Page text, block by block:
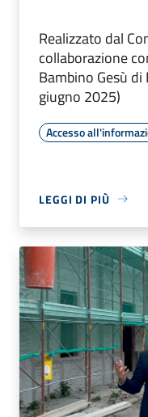
Realizzato dal
collaborazione
Bambino Gesù
giugno 2025)
Accesso
LEGGI DI PIÙ